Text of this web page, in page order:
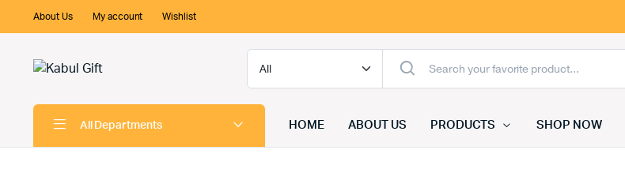
About Us My account Wishlist
All Departments HOME ABOUT US PRODUCTS SHOP NOW